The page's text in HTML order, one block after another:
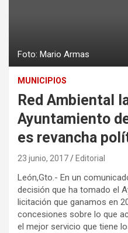
Foto: Mario Armas
MUNICIPIOS
Red Ambiental
Ayuntamiento
es revancha
23 junio, 2017 Editorial
León,Gto.- En un
decisión que ha tomado el
licitación que ganamos en
concesiones sobre lo que
el mejor servicio que tiene